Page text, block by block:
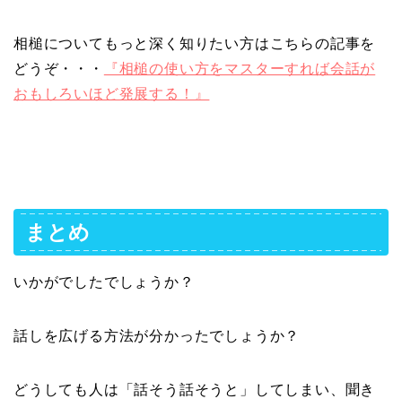
相槌についてもっと深く知りたい方はこちらの記事を
どうぞ・・・
『相槌の使い方をマスターすれば会話が
おもしろいほど発展する！』
まとめ
いかがでしたでしょうか？
話しを広げる方法が分かったでしょうか？
どうしても人は「話そう話そうと」してしまい、聞き